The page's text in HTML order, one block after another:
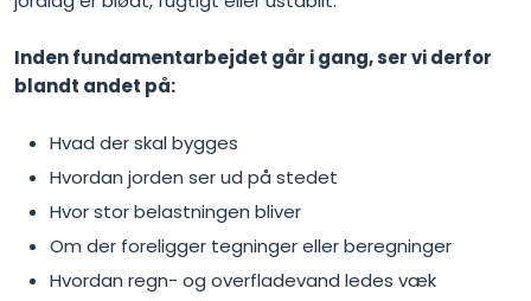
Inden fundamentarbejdet går i gang, ser vi derfor
blandt andet på:
Hvad der skal bygges
Hvordan jorden ser ud på stedet
Hvor stor belastningen bliver
Om der foreligger tegninger eller beregninger
Hvordan regn- og overfladevand ledes væk